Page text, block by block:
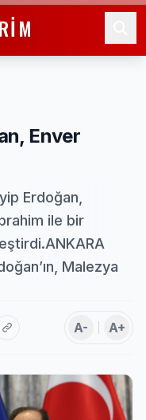
Enver
Erdoğan,
ile bir
Malezya
A- A+